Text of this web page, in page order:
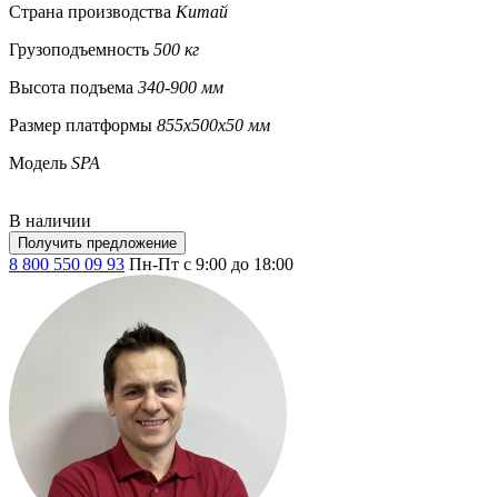
Страна производства Китай
Грузоподъемность 500 кг
Высота подъема 340-900 мм
Размер платформы 855х500х50 мм
Модель SPA
В наличии
Получить предложение
8 800 550 09 93 Пн-Пт с 9:00 до 18:00